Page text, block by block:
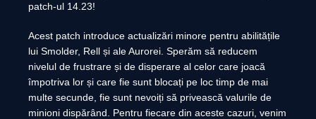
patch-ul 14.23!
Acest patch introduce actualizări minore pentru abilitățile
lui Smolder, Rell și ale Aurorei. Sperăm să reducem
nivelul de frustrare și de disperare al celor care joacă
împotriva lor și care fie sunt blocați pe loc timp de mai
multe secunde, fie sunt nevoiți să privească valurile de
minioni dispărând. Pentru fiecare din aceste cazuri, venim